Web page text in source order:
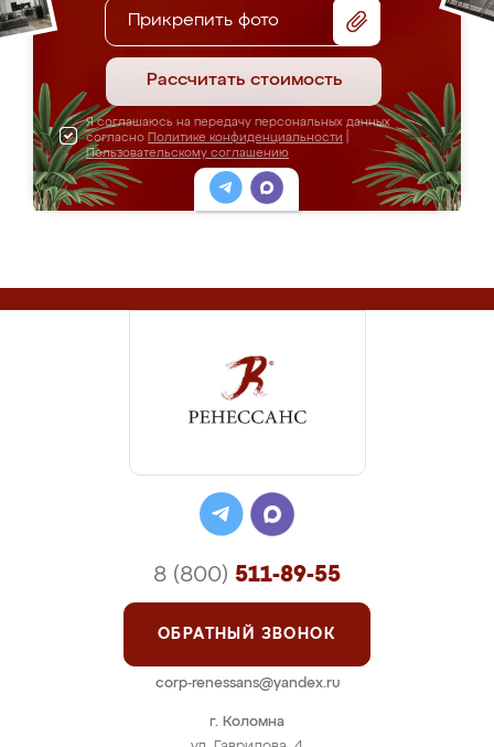
Прикрепить фото
Рассчитать стоимость
Я соглашаюсь на передачу персональных данных
согласно Политике конфиденциальности
Пользовательскому соглашению
г. Коломна
8 (800) 511-89-55
ОБРАТНЫЙ ЗВОНОК
corp-renessans@yandex.ru